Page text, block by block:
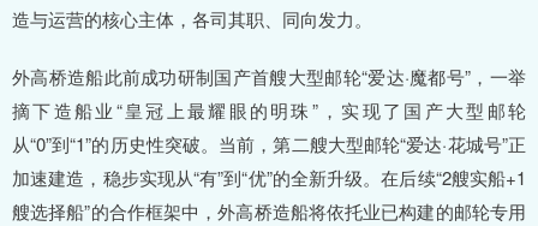
造与运营的核心主体，各司其职、同向发力。
外高桥造船此前成功研制国产首艘大型邮轮“爱达·魔都号”，一举
摘下造船业“皇冠上最耀眼的明珠”，实现了国产大型邮轮
从“0”到“1”的历史性突破。当前，第二艘大型邮轮“爱达·花城号”正
加速建造，稳步实现从“有”到“优”的全新升级。在后续“2艘实船+1
艘选择船”的合作框架中，外高桥造船将依托业已构建的邮轮专用